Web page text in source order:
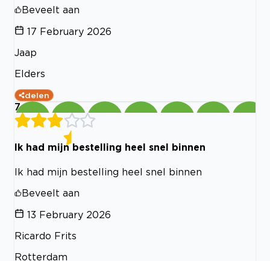
Beveelt aan
17 February 2026
Jaap
Elders
delen
7
Ik had mijn bestelling heel snel binnen
Ik had mijn bestelling heel snel binnen
Beveelt aan
13 February 2026
Ricardo Frits
Rotterdam